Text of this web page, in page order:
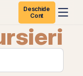
Deschide
Cont